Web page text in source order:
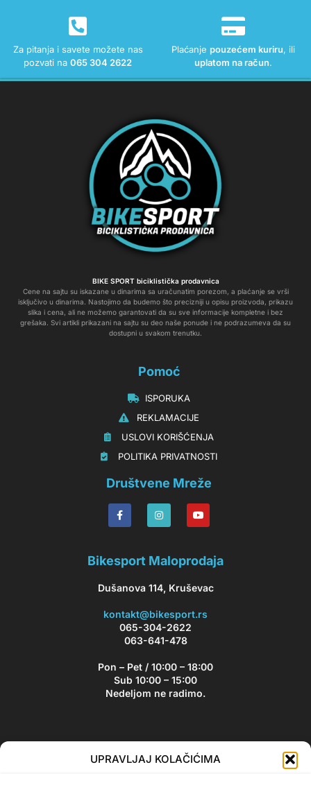
UPRAVLJAJ KOLAČIĆIMA
Za pitanja i savete možete nas
pozvati na 065 304 2622
Plaćanje pouzećem kuriru, ili
uplatom na račun.
BIKE SPORT biciklistička prodavnica
Cene na sajtu su iskazane u dinarima sa uračunatim porezom, a plaćanje se vrši
isključivo u dinarima. Nastojimo da budemo što precizniji u opisu proizvoda, prikazu
slika i cena, ali ne možemo garantovati da su sve informacije kompletne i bez
grešaka. Svi artikli prikazani na sajtu su deo naše ponude i ne podrazumeva da su
dostupni u svakom trenutku.
Pomoć
‏‏‎‏‏‎ ‎ISPORUKA
‏‏‏‏‎ ‎‎‎‎‎‎REKLAMACIJE‎‎‎
‏‏‎‏‏‎ ‎‎USLOVI KORIŠĆENJA
‏‏‏‎ ‎‎POLITIKA PRIVATNOSTI
Društvene Mreže
Bikesport Maloprodaja
Dušanova 114, Kruševac
kontakt@bikesport.rs
065-304-2622
063-641-478
Pon – Pet / 10:00 – 18:00
Sub 10:00 – 15:00
Nedeljom ne radimo.
Bikesport Newsletter